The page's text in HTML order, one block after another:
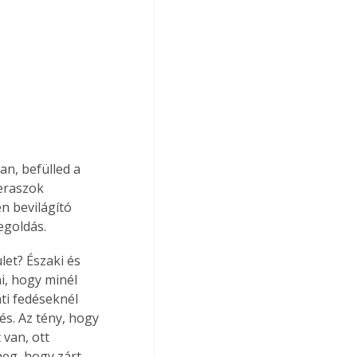
befülled a
bevilágító
Északi és
hogy minél
fedéseknél
Az tény, hogy
van, ott